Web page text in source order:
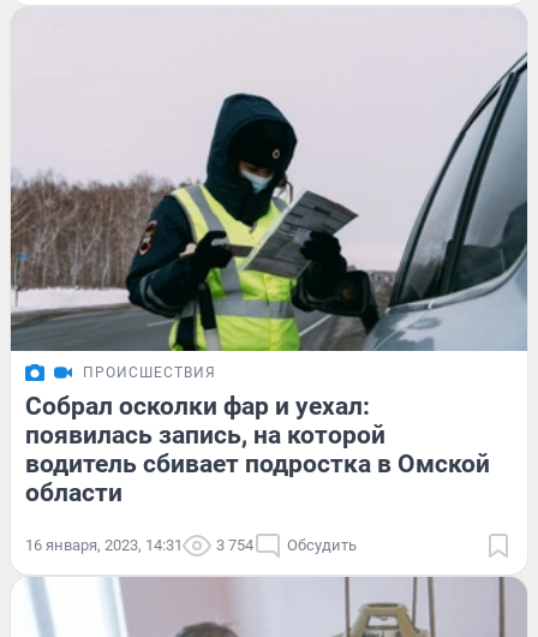
ПРОИСШЕСТВИЯ
Собрал осколки фар и уехал:
появилась запись, на которой
водитель сбивает подростка в Омской
области
16 января, 2023, 14:31 3 754 Обсудить